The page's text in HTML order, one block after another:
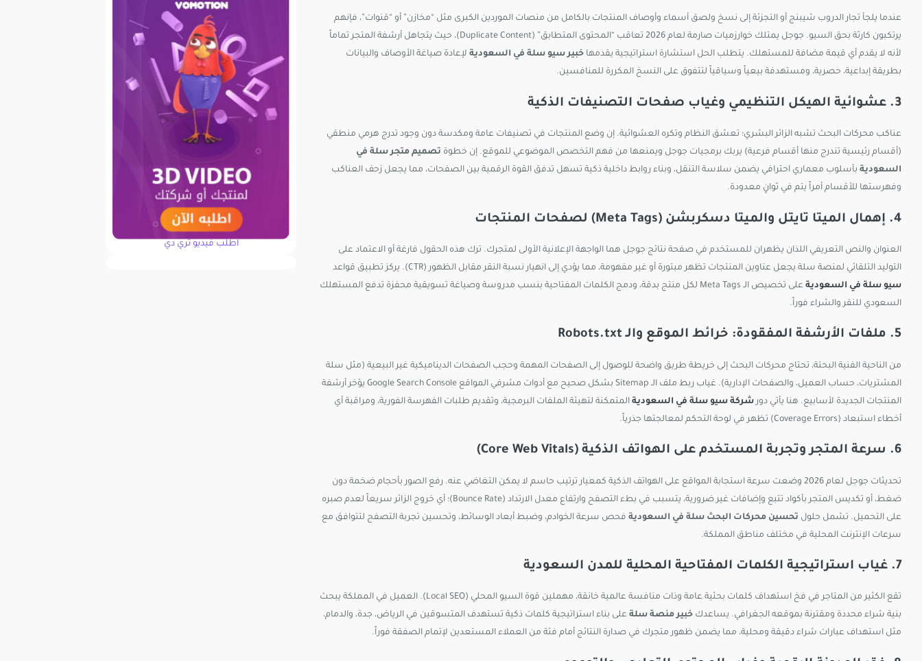
عندما يلجأ تجار الدروب شيبنج أو التجزئة إلى نسخ ولصق أسماء وأوصاف المنتجات بالكامل من منصات الموردين الكبرى مثل “مخازن” أو “قنوات”، فإنهم
يرتكبون كارثة بحق السيو. جوجل يمتلك خوارزميات صارمة لعام 2026 تعاقب “المحتوى المتطابق” (Duplicate Content)، حيث يتجاهل أرشفة المتجر تماماً
لأنه لا يقدم أي قيمة مضافة للمستهلك. يتطلب الحل استشارة استراتيجية يقدمها خبير سيو سلة في السعودية لإعادة صياغة الأوصاف والبيانات
بطريقة إبداعية، حصرية، ومستهدفة بيعياً وسياقياً لتتفوق على النسخ المكررة للمنافسين.
3. عشوائية الهيكل التنظيمي وغياب صفحات التصنيفات الذكية
عناكب محركات البحث تشبه الزائر البشري؛ تعشق النظام وتكره العشوائية. إن وضع المنتجات في تصنيفات عامة ومكدسة دون وجود تدرج هرمي منطقي
(أقسام رئيسية تندرج منها أقسام فرعية) يربك برمجيات جوجل ويمنعها من فهم التخصص الموضوعي للموقع. إن خطوة تصميم متجر سلة في
السعودية بأسلوب معماري احترافي يضمن سلاسة التنقل، وبناء روابط داخلية ذكية تسهل تدفق القوة الرقمية بين الصفحات، مما يجعل زحف العناكب
وفهرستها للأقسام أمراً يتم في ثوانٍ معدودة.
4. إهمال الميتا تايتل والميتا دسكربشن (Meta Tags) لصفحات المنتجات
العنوان والنص التعريفي اللذان يظهران للمستخدم في صفحة نتائج جوجل هما الواجهة الإعلانية الأولى لمتجرك. ترك هذه الحقول فارغة أو الاعتماد على
التوليد التلقائي لمنصة سلة يجعل عناوين المنتجات تظهر مبتورة أو غير مفهومة، مما يؤدي إلى انهيار نسبة النقر مقابل الظهور (CTR). يركز تطبيق قواعد
سيو سلة في السعودية
على تخصيص الـ Meta Tags لكل منتج بدقة، ودمج الكلمات المفتاحية بنسب مدروسة وصياغة تسويقية محفزة تدفع المستهلك
السعودي للنقر والشراء فوراً.
5. ملفات الأرشفة المفقودة: خرائط الموقع والـ Robots.txt
من الناحية الفنية البحتة، تحتاج محركات البحث إلى خريطة طريق واضحة للوصول إلى الصفحات المهمة وحجب الصفحات الديناميكية غير البيعية (مثل سلة
المشتريات، حساب العميل، والصفحات الإدارية). غياب ربط ملف الـ Sitemap بشكل صحيح مع أدوات مشرفي المواقع Google Search Console يؤخر أرشفة
المنتجات الجديدة لأسابيع. هنا يأتي دور شركة سيو سلة في السعودية المتمكنة لتهيئة الملفات البرمجية، وتقديم طلبات الفهرسة الفورية، ومراقبة أي
أخطاء استبعاد (Coverage Errors) تظهر في لوحة التحكم لمعالجتها جذرياً.
6. سرعة المتجر وتجربة المستخدم على الهواتف الذكية (Core Web Vitals)
تحديثات جوجل لعام 2026 وضعت سرعة استجابة المواقع على الهواتف الذكية كمعيار ترتيب حاسم لا يمكن التغاضي عنه. رفع الصور بأحجام ضخمة دون
ضغط، أو تكديس المتجر بأكواد تتبع وإضافات غير ضرورية، يتسبب في بطء التصفح وارتفاع معدل الارتداد (Bounce Rate)؛ أي خروج الزائر سريعاً لعدم صبره
على التحميل. تشمل حلول تحسين محركات البحث سلة في السعودية فحص سرعة الخوادم، وضبط أبعاد الوسائط، وتحسين تجربة التصفح لتتوافق مع
سرعات الإنترنت المحلية في مختلف مناطق المملكة.
7. غياب استراتيجية الكلمات المفتاحية المحلية للمدن السعودية
تقع الكثير من المتاجر في فخ استهداف كلمات بحثية عامة وذات منافسة عالمية خانقة، مهملين قوة السيو المحلي (Local SEO). العميل في المملكة يبحث
بنية شراء محددة ومقترنة بموقعه الجغرافي. يساعدك خبير منصة سلة على بناء استراتيجية كلمات ذكية تستهدف المتسوقين في الرياض، جدة، والدمام،
مثل استهداف عبارات شراء دقيقة ومحلية، مما يضمن ظهور متجرك في صدارة النتائج أمام فئة من العملاء المستعدين لإتمام الصفقة فوراً.
اطلب فيديو ثري دي